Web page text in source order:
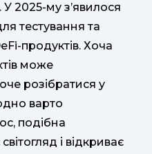
2025-му з’явилося
тестування та
продуктів. Хоча
може
розібратися у
варто
подібна
і відкриває